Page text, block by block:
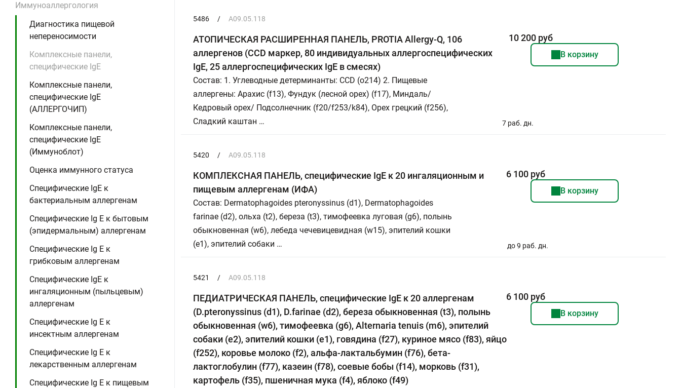
Иммуноаллергология
Диагностика пищевой
непереносимости
Комплексные панели,
специфические IgE
Комплексные панели,
специфические IgE
(АЛЛЕРГОЧИП)
Комплексные панели,
специфические IgE
(Иммуноблот)
Оценка иммунного статуса
Специфические IgE к
бактериальным аллергенам
Специфические Ig E к бытовым
(эпидермальным) аллергенам
Специфические Ig E к
грибковым аллергенам
Специфические IgE к
ингаляционным (пыльцевым)
аллергенам
Специфические Ig E к
инсектным аллергенам
Специфические Ig E к
лекарственным аллергенам
Специфические Ig E к пищевым
5486 / A09.05.118
АТОПИЧЕСКАЯ РАСШИРЕННАЯ ПАНЕЛЬ, PROTIA Allergy-Q, 106
аллергенов (CCD маркер, 80 индивидуальных аллергоспецифических
IgE, 25 аллергоспецифических IgE в смесях)
Состав: 1. Углеводные детерминанты: CCD (o214) 2. Пищевые
аллергены: Арахис (f13), Фундук (лесной орех) (f17), Миндаль/
Кедровый орех/ Подсолнечник (f20/f253/k84), Орех грецкий (f256),
Сладкий каштан …
10 200 руб
В корзину
7 раб. дн.
5420 / A09.05.118
КОМПЛЕКСНАЯ ПАНЕЛЬ, специфические IgE к 20 ингаляционным и
пищевым аллергенам (ИФА)
Состав: Dermatophagoides pteronyssinus (d1), Dermatophagoides
farinae (d2), ольха (t2), береза (t3), тимофеевка луговая (g6), полынь
обыкновенная (w6), лебеда чечевицевидная (w15), эпителий кошки
(e1), эпителий собаки …
6 100 руб
В корзину
до 9 раб. дн.
5421 / A09.05.118
ПЕДИАТРИЧЕСКАЯ ПАНЕЛЬ, специфические IgE к 20 аллергенам
(D.pteronyssinus (d1), D.farinae (d2), береза обыкновенная (t3), полынь
обыкновенная (w6), тимофеевка (g6), Alternaria tenuis (m6), эпителий
собаки (e2), эпителий кошки (e1), говядина (f27), куриное мясо (f83), яйцо
(f252), коровье молоко (f2), альфа-лактальбумин (f76), бета-
лактоглобулин (f77), казеин (f78), соевые бобы (f14), морковь (f31),
картофель (f35), пшеничная мука (f4), яблоко (f49)
6 100 руб
В корзину